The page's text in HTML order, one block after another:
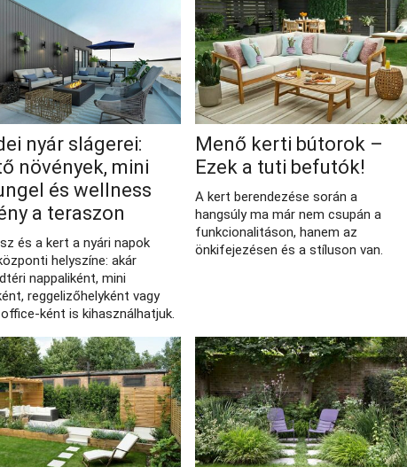
nyár slágerei:
növények, mini
és wellness
a teraszon
és a kert a nyári napok
helyszíne: akár
nappaliként, mini
reggelizőhelyként vagy
ként is kihasználhatjuk.
Menő kerti bútorok –
Ezek a tuti befutók!
A kert berendezése során a
hangsúly ma már nem csupán a
funkcionalitáson, hanem az
önkifejezésen és a stíluson van.